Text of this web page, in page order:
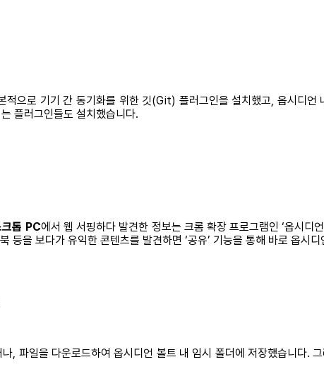
적으로 기기 간 동기화를 위한 깃(Git) 플러그인을 설치했고, 옵시디
플러그인들도 설치했습니다.
크톱 PC에서 웹 서핑하다 발견한 정보는 크롬 확장 프로그램인 ‘옵시디
등을 보다가 유익한 콘텐츠를 발견하면 ‘공유’ 기능을 통해 바로 옵시
, 파일을 다운로드하여 옵시디언 볼트 내 임시 폴더에 저장했습니다.